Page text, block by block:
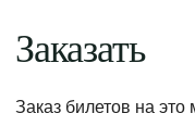
Заказать
Заказ билетов на